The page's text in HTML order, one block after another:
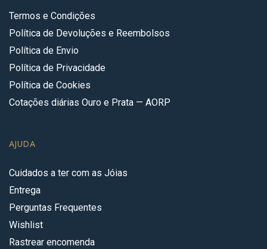
Termos e Condições
Política de Devoluções e Reembolsos
Política de Envio
Política de Privacidade
Política de Cookies
Cotações diárias Ouro e Prata — AORP
AJUDA
Cuidados a ter com as Jóias
Entrega
Perguntas Frequentes
Wishlist
Rastrear encomenda